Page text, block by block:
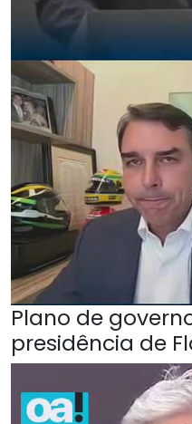
Plano de
presidência de